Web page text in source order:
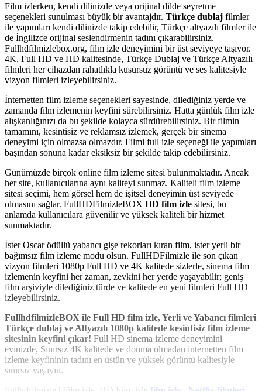
Film izlerken, kendi dilinizde veya orijinal dilde seyretme
seçenekleri sunulması büyük bir avantajdır. Türkçe dublaj filmler
ile yapımları kendi dilinizde takip edebilir, Türkçe altyazılı filmler ile
de İngilizce orijinal seslendirmenin tadını çıkarabilirsiniz.
Fullhdfilmizlebox.org, film izle deneyimini bir üst seviyeye taşıyor.
4K, Full HD ve HD kalitesinde, Türkçe Dublaj ve Türkçe Altyazılı
filmleri her cihazdan rahatlıkla kusursuz görüntü ve ses kalitesiyle
vizyon filmleri izleyebilirsiniz.
İnternetten film izleme seçenekleri sayesinde, dilediğiniz yerde ve
zamanda film izlemenin keyfini sürebilirsiniz. Hatta günlük film izle
alışkanlığınızı da bu şekilde kolayca sürdürebilirsiniz. Bir filmin
tamamını, kesintisiz ve reklamsız izlemek, gerçek bir sinema
deneyimi için olmazsa olmazdır. Filmi full izle seçeneği ile yapımları
başından sonuna kadar eksiksiz bir şekilde takip edebilirsiniz.
Günümüzde birçok online film izleme sitesi bulunmaktadır. Ancak
her site, kullanıcılarına aynı kaliteyi sunmaz. Kaliteli film izleme
sitesi seçimi, hem görsel hem de işitsel deneyimin üst seviyede
olmasını sağlar. FullHDFilmizleBOX HD film izle sitesi, bu
anlamda kullanıcılara güvenilir ve yüksek kaliteli bir hizmet
sunmaktadır.
İster Oscar ödüllü yabancı gişe rekorları kıran film, ister yerli bir
bağımsız film izleme modu olsun. FullHDFilmizle ile son çıkan
vizyon filmleri 1080p Full HD ve 4K kalitede sizlerle, sinema film
izlemenin keyfini her zaman, zevkini her yerde yaşayabilir; geniş
film arşiviyle dilediğiniz türde ve kalitede en yeni filmleri Full HD
izleyebilirsiniz.
FullhdfilmizleBOX ile Full HD film izle, Yerli ve Yabancı filmleri
Türkçe dublaj ve Altyazılı 1080p kalitede kesintisiz film izleme
sitesinin keyfini çıkar! Full HD sinema izleme deneyimini
evinizde, Sınırsız 4K kalitede ve donma olmadan internetten film
izleme keyfininin tadını en üstün ve yüksek görüntü kalitesiyle
sınırsız yaşayın.